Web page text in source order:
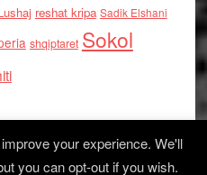
reshat kripa Sadik Elshani
shqiptaret Sokol
your experience. We'll
you can opt-out if you wish.